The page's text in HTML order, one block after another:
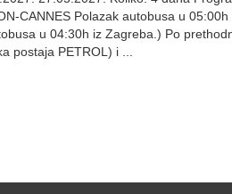
CANNES Polazak autobusa u
u 04:30h iz Zagreba.) Po
postaja PETROL) i ...